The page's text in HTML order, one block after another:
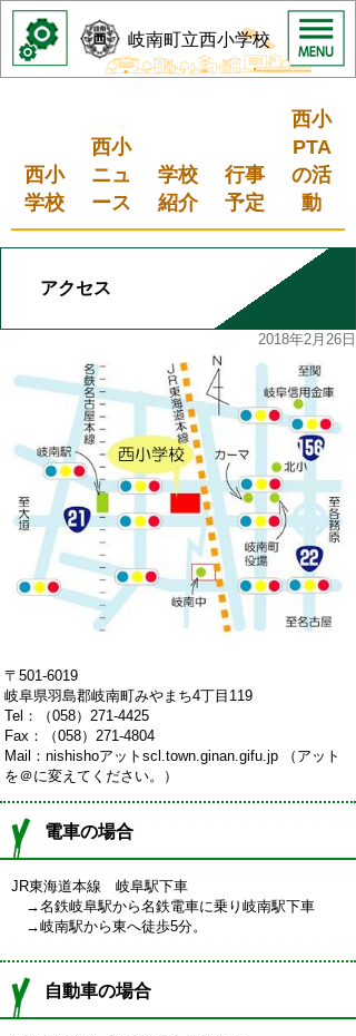
岐南町立西小学校
西小
学校
西小
ニュ
ース
学校
紹介
行事
予定
西小
PTA
の活
動
アクセス
2018年2月26日
〒501-6019
岐阜県羽島郡岐南町みやまち4丁目119
Tel：（058）271-4425
Fax：（058）271-4804
Mail：nishishoアットscl.town.ginan.gifu.jp （アット
を＠に変えてください。）
電車の場合
JR東海道本線 岐阜駅下車
→名鉄岐阜駅から名鉄電車に乗り岐南駅下車
→岐南駅から東へ徒歩5分。
自動車の場合